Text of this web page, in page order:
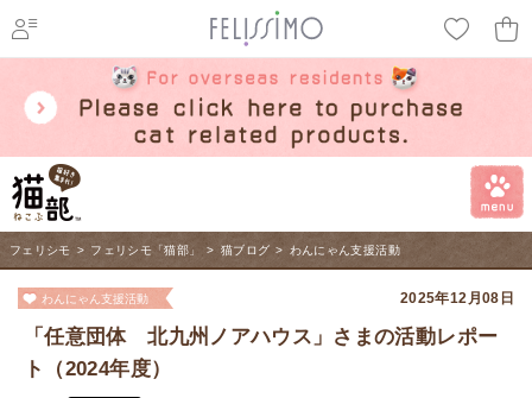
フェリシモ > フェリシモ「猫部」 > 猫ブログ > わんにゃん支援活動
わんにゃん支援活動 2025年12月08日
「任意団体 北九州ノアハウス」さまの活動レポー
ト（2024年度）